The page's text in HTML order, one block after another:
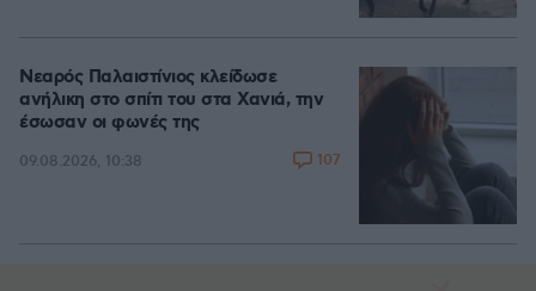
Νεαρός Παλαιστίνιος κλείδωσε
ανήλικη στο σπίτι του στα Χανιά, την
έσωσαν οι φωνές της
09.08.2026, 10:38 107